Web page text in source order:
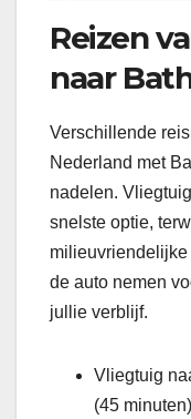
Reizen
naar
Verschillende
Nederland met
nadelen.
snelste optie,
de auto nemen
jullie verblijf.
Vliegtuig
(45 minuten)